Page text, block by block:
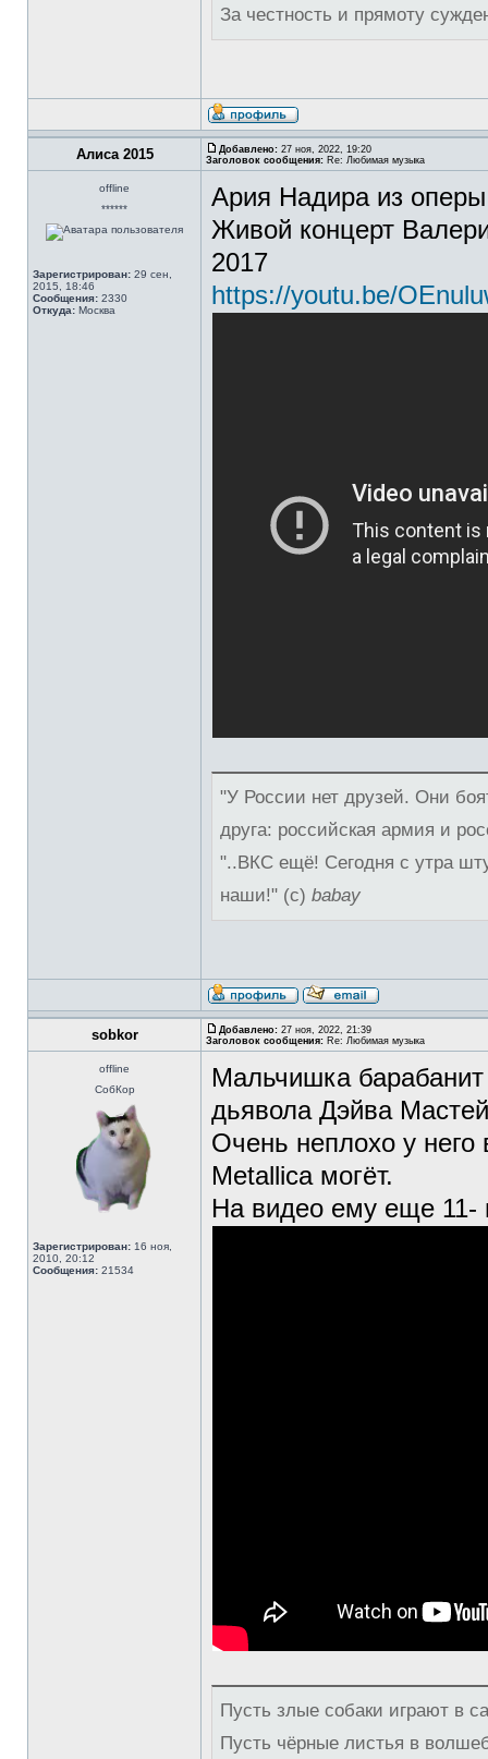
За честность и прямоту
Алиса 2015 Добавлено: 27 ноя, 2022, 19:20
Заголовок сообщения: Re: Любимая музыка
offline
******
Зарегистрирован: 29 сен,
2015, 18:46
Сообщения: 2330
Откуда: Москва
Ария Надира из
Живой концерт
2017
https://youtu.be/
"У России нет друзей. Они
друга: российская армия и
"..ВКС ещё! Сегодня с утра
наши!" (с) babay
sobkor Добавлено: 27 ноя, 2022, 21:39
Заголовок сообщения: Re: Любимая музыка
offline
СобКор
Зарегистрирован: 16 ноя,
2010, 20:12
Сообщения: 21534
Мальчишка
дьявола Дэйва
Очень неплохо у него
Metallica могёт.
На видео ему еще 11-
Пусть злые собаки играют в
Пусть чёрные листья в